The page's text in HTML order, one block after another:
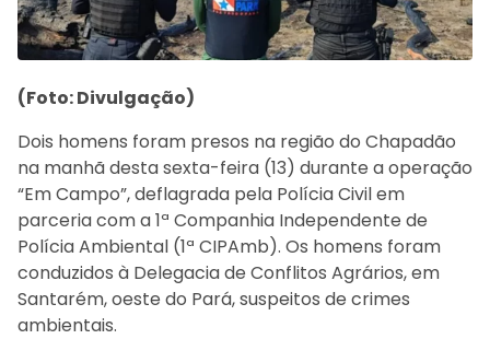
(Foto: Divulgação)
Dois homens foram presos na região do Chapadão
na manhã desta sexta-feira (13) durante a operação
“Em Campo”, deflagrada pela Polícia Civil em
parceria com a 1ª Companhia Independente de
Polícia Ambiental (1ª CIPAmb). Os homens foram
conduzidos à Delegacia de Conflitos Agrários, em
Santarém, oeste do Pará, suspeitos de crimes
ambientais.